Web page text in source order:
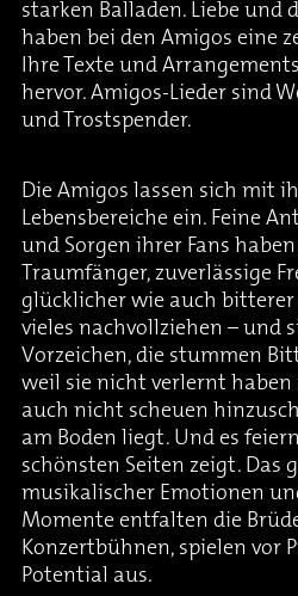
starken Balladen. Liebe und
haben bei den Amigos eine
Ihre Texte und
hervor. Amigos-Lieder sind
und Trostspender.
Die Amigos lassen sich mit
Lebensbereiche ein. Feine
und Sorgen ihrer Fans
Traumfänger, zuverlässige
glücklicher wie auch
vieles nachvollziehen – und
Vorzeichen, die stummen
weil sie nicht verlernt haben
auch nicht scheuen
am Boden liegt. Und es
schönsten Seiten zeigt. Das
musikalischer Emotionen
Momente entfalten die
Konzertbühnen, spielen vor
Potential aus.